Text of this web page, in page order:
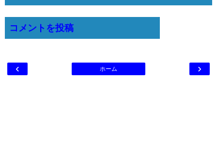
コメントを投稿
‹ ›
ホーム